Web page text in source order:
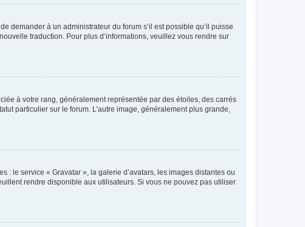
demander à un administrateur du forum s’il est possible qu’il puisse
traduction. Pour plus d’informations, veuillez vous rendre sur
à votre rang, généralement représentée par des étoiles, des carrés
particulier sur le forum. L’autre image, généralement plus grande,
: le service « Gravatar », la galerie d’avatars, les images distantes ou
rendre disponible aux utilisateurs. Si vous ne pouvez pas utiliser